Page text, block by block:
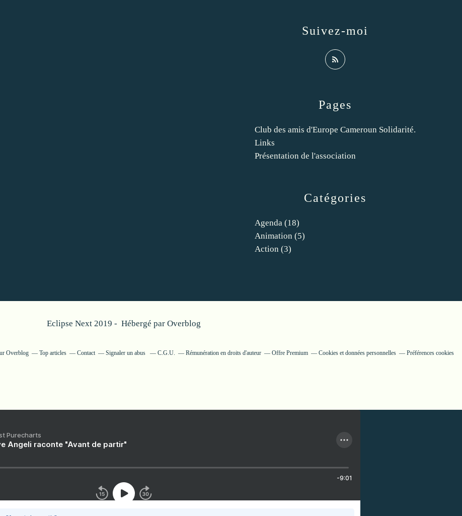
Catégories
Agenda (18)
Animation (5)
Action (3)
Pages
Club des amis d'Europe Cameroun Solidarité.
Links
Présentation de l'association
Suivez-moi
Eclipse Next 2019 - Hébergé par Overblog
Overblog Top articles Contact Signaler un abus C.G.U. Rémunération en droits d'auteur Offre Premium Cookies et données personnelles Préférences cookies
Purecharts
Angeli raconte "Avant de partir"
-9:01